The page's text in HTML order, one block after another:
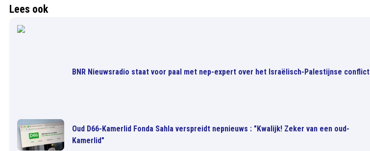
Lees ook
BNR Nieuwsradio staat voor paal met nep-expert over het Israëlisch-Palestijnse conflict
Oud D66-Kamerlid Fonda Sahla verspreidt nepnieuws : "Kwalijk! Zeker van een oud-
Kamerlid"